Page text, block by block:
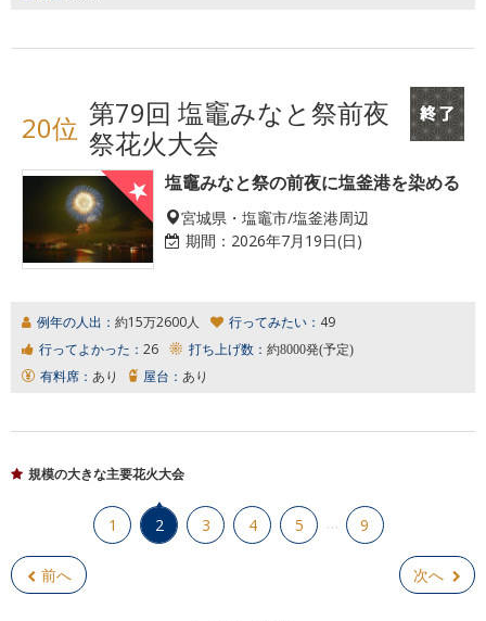
20位 第79回 塩竈みなと祭前夜
祭花火大会
塩竈みなと祭の前夜に塩釜港を染める
宮城県・塩竈市/塩釜港周辺
期間： 2026年7月19日(日)
例年の人出： 約15万2600人 行ってみたい： 49
行ってよかった： 26 打ち上げ数： 約8000発(予定)
有料席： あり 屋台： あり
規模の大きな主要花火大会
前へ
1 2 3 4 5 … 9
次へ